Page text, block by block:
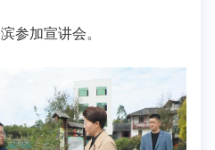
加宣讲会。